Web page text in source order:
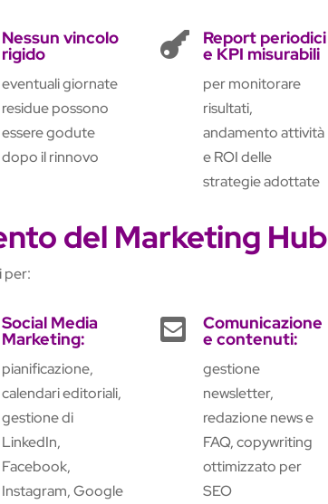
Nessun vincolo
rigido
eventuali giornate
residue possono
essere godute
dopo il rinnovo
 Report periodici
e KPI misurabili
per monitorare
risultati,
andamento attività
e ROI delle
strategie adottate
del Marketing Hub
per:
Social Media
Marketing:
pianificazione,
calendari editoriali,
gestione di
LinkedIn,
Facebook,
Instagram, Google
 Comunicazione
e contenuti:
gestione
newsletter,
redazione news e
FAQ, copywriting
ottimizzato per
SEO